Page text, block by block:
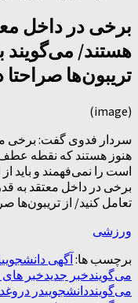
برخی در داخل
هستند/ می‌گویند
تریبون‌ها
(image)
سردار فدوی گفت: برخی
هنوز هستند که نقطه عطف
است را نمی‌فهمند و باید
برخی در داخل معتقد به
تعامل کنید/ از تریبون‌ها
ورزشی
برچسب ها: آگهی دانشجویی
می‌گویندخبر جدیدخبر های
می‌گوینددانشجوییدر دروغ